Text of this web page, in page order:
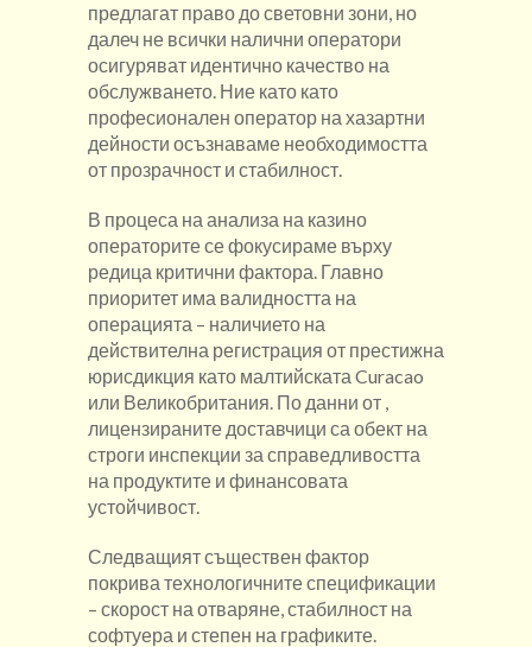
предлагат право до световни зони, но
далеч не всички налични оператори
осигуряват идентично качество на
обслужването. Ние като като
професионален оператор на хазартни
дейности осъзнаваме необходимостта
от прозрачност и стабилност.
В процеса на анализа на казино
операторите се фокусираме върху
редица критични фактора. Главно
приоритет има валидността на
операцията – наличието на
действителна регистрация от престижна
юрисдикция като малтийската Curacao
или Великобритания. По данни от ,
лицензираните доставчици са обект на
строги инспекции за справедливостта
на продуктите и финансовата
устойчивост.
Следващият съществен фактор
покрива технологичните спецификации
– скорост на отваряне, стабилност на
софтуера и степен на графиките.